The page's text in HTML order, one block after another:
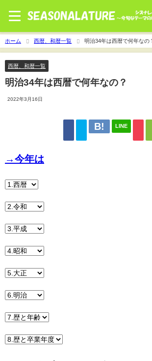
ホーム 西暦、和暦一覧 明治34年は西暦で何年なの
西暦、和暦一覧
明治34年は西暦で何年なの？
2022年3月16日
LINE
→今年は